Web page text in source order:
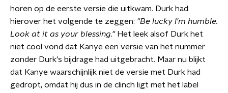
horen op de eerste versie die uitkwam. Durk had
hierover het volgende te zeggen: "Be lucky I'm humble.
Look at it as your blessing."Het leek alsof Durk het
niet cool vond dat Kanye een versie van het nummer
zonder Durk's bijdrage had uitgebracht. Maar nu blijkt
dat Kanye waarschijnlijk niet de versie met Durk had
gedropt, omdat hij dus in de clinch ligt met het label